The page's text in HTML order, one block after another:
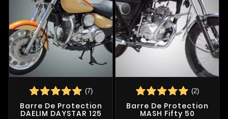
(7)
Barre De Protection
DAELIM DAYSTAR 125
(2)
Barre De Protection
MASH Fifty 50